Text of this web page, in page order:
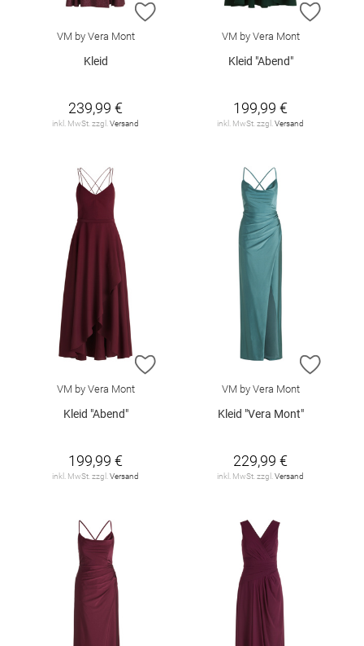
ZUR WUNSCHLISTE HINZUFÜGEN
VM by Vera Mont
Kleid
239,99 €
inkl. MwSt. zzgl.Versand
ZUR
VM by Vera Mont
Kleid "Abend"
199,99 €
inkl. MwSt. zzgl.Versand
ZUR WUNSCHLISTE HINZUFÜGEN
VM by Vera Mont
Kleid "Abend"
199,99 €
inkl. MwSt. zzgl. Versand
ZUR
VM by Vera Mont
Kleid "Vera Mont"
229,99 €
inkl. MwSt. zzgl. Versand